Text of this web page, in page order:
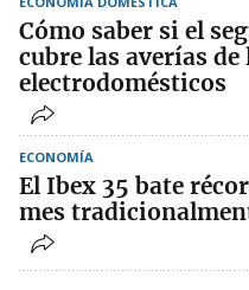
Cómo saber si el
cubre las averías de
electrodomésticos
ECONOMÍA
El Ibex 35 bate
mes